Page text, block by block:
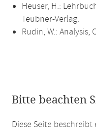
Heuser, H.:
Teubner-Verlag.
Rudin, W.: Analysis,
Bitte beachten
Diese Seite